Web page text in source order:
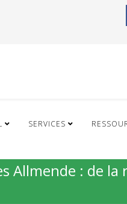
SERVICES
Allmende : de